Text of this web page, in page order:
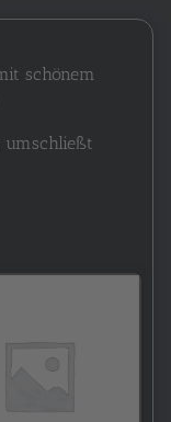
schönem
umschließt